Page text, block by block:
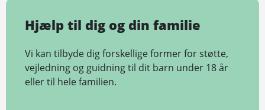
Hjælp til dig og din familie
Vi kan tilbyde dig forskellige former for støtte,
vejledning og guidning til dit barn under 18 år
eller til hele familien.